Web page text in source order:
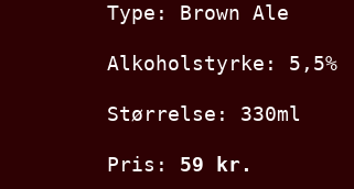
Type: Brown Ale
Alkoholstyrke: 5,5%
Størrelse: 330ml
Pris: 59 kr.